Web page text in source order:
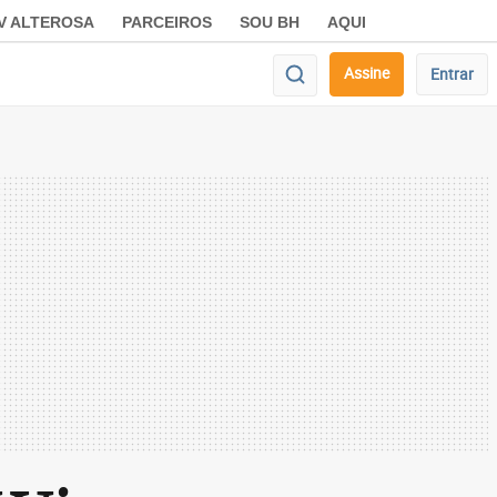
ALTEROSA PARCEIROS SOU BH AQUI
Assine Entrar